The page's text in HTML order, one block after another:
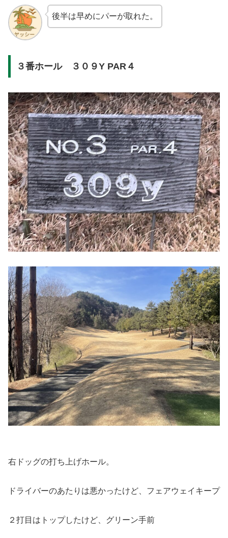
後半は早めにパーが取れた。
３番ホール ３０９Y PAR４
右ドッグの打ち上げホール。
ドライバーのあたりは悪かったけど、フェアウェイキープ
２打目はトップしたけど、グリーン手前